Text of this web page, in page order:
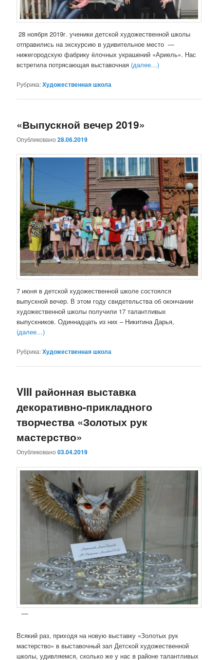
28 ноября 2019г. ученики детской художественной школы
отправились на экскурсию в удивительное место —
нижегородскую фабрику ёлочных украшений «Ариель». Нас
встретила потрясающая выставочная (далее…)
Рубрика:Художественная школа
«Выпускной вечер 2019»
Опубликовано28.06.2019
7 июня в детской художественной школе состоялся
выпускной вечер. В этом году свидетельства об окончании
художественной школы получили 17 талантливых
выпускников. Одиннадцать из них – Никитина Дарья,
(далее…)
Рубрика:Художественная школа
VIII районная выставка
декоративно-прикладного
творчества «Золотых рук
мастерство»
Опубликовано03.04.2019
Всякий раз, приходя на новую выставку «Золотых рук
мастерство» в выставочный зал Детской художественной
школы, удивляемся, сколько же у нас в районе талантливых